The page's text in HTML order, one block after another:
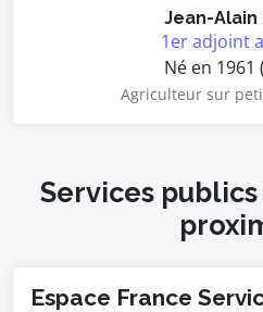
Jean-Alain
1er adjoint
Né en 1961
Agriculteur sur
Services
Espace France